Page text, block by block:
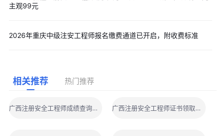
主观99元
2026年重庆中级注安工程师报名缴费通道已开启，附收费标准
相关推荐 热门推荐
广西注册安全工程师成绩查询地址 广西注册安全工程师证书领取地点